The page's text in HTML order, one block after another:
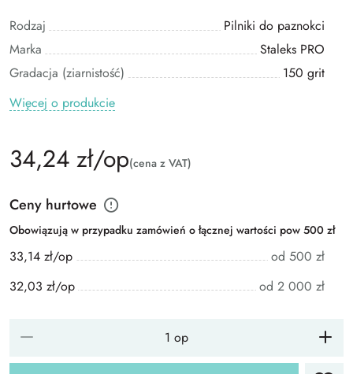
Rodzaj
Pilniki do paznokci
Marka
Staleks PRO
Gradacja (ziarnistość)
150 grit
Więcej o produkcie
34,24 zł/op(cena z VAT)
Ceny hurtowe
Obowiązują w przypadku zamówień o łącznej wartości pow 500 zł
33,14 zł/op
od 500 zł
32,03 zł/op
od 2 000 zł